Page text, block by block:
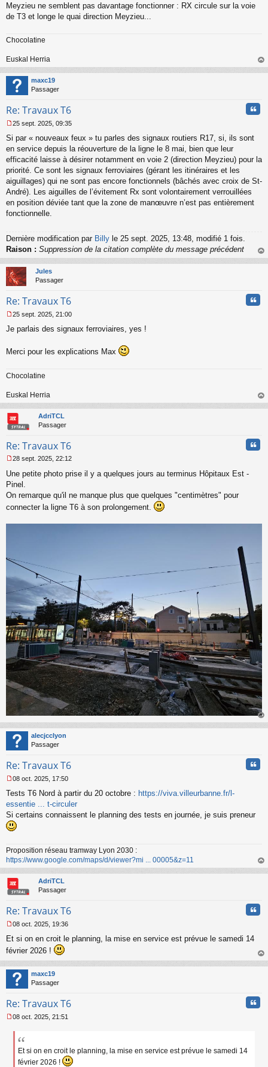
Meyzieu ne semblent pas davantage fonctionner : RX circule sur la voie
de T3 et longe le quai direction Meyzieu...
Chocolatine
Euskal Herria
au
maxc19
Passager
Re: Travaux T6
e
s
s
a
g
e
n
o
n
25 sept. 2025, 09:35
Si par « nouveaux feux » tu parles des signaux routiers R17, si, ils sont
en service depuis la réouverture de la ligne le 8 mai, bien que leur
efficacité laisse à désirer notamment en voie 2 (direction Meyzieu) pour la
priorité. Ce sont les signaux ferroviaires (gérant les itinéraires et les
aiguillages) qui ne sont pas encore fonctionnels (bâchés avec croix de St-
André). Les aiguilles de l’évitement Rx sont volontairement verrouillées
en position déviée tant que la zone de manœuvre n’est pas entièrement
fonctionnelle.
Dernière modification par Billy le 25 sept. 2025, 13:48, modifié 1 fois.
Raison : Suppression de la citation complète du message précédent
au
Jules
Passager
Re: Travaux T6
e
a
e
o
n
l
u
25 sept. 2025, 21:00
Je parlais des signaux ferroviaires, yes !
Merci pour les explications Max
Chocolatine
Euskal Herria
au
AdriTCL
Passager
Re: Travaux T6
e
s
s
g
u
28 sept. 2025, 22:12
Une petite photo prise il y a quelques jours au terminus Hôpitaux Est -
Pinel.
On remarque qu'il ne manque plus que quelques "centimètres" pour
connecter la ligne T6 à son prolongement.
au
alecjcclyon
Passager
Re: Travaux T6
e
s
a
g
n
o
n
l
u
08 oct. 2025, 17:50
Tests T6 Nord à partir du 20 octobre : https://viva.villeurbanne.fr/l-
essentie ... t-circuler
Si certains connaissent le planning des tests en journée, je suis preneur
Proposition réseau tramway Lyon 2030 :
https://www.google.com/maps/d/viewer?mi ... 00005&z=11
au
AdriTCL
Passager
Re: Travaux T6
e
s
a
g
e
o
l
08 oct. 2025, 19:36
Et si on en croit le planning, la mise en service est prévue le samedi 14
février 2026 !
au
maxc19
Passager
Re: Travaux T6
e
08 oct. 2025, 21:51
Et si on en croit le planning, la mise en service est prévue le samedi 14
février 2026 !